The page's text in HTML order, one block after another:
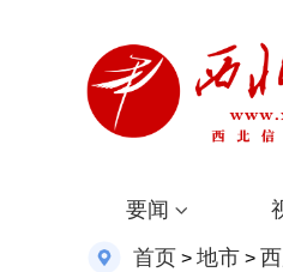
要闻
首页 > 地市 >